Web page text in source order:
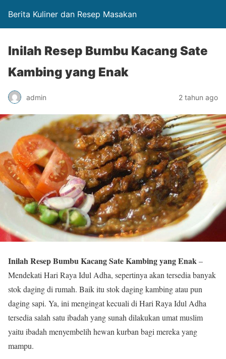
Berita Kuliner dan Resep Masakan
Inilah Resep Bumbu Kacang Sate
Kambing yang Enak
admin 2 tahun ago
Inilah Resep Bumbu Kacang Sate Kambing yang Enak–
Mendekati Hari Raya Idul Adha, sepertinya akan tersedia banyak
stok daging di rumah. Baik itu stok daging kambing atau pun
daging sapi. Ya, ini mengingat kecuali di Hari Raya Idul Adha
tersedia salah satu ibadah yang sunah dilakukan umat muslim
yaitu ibadah menyembelih hewan kurban bagi mereka yang
mampu.